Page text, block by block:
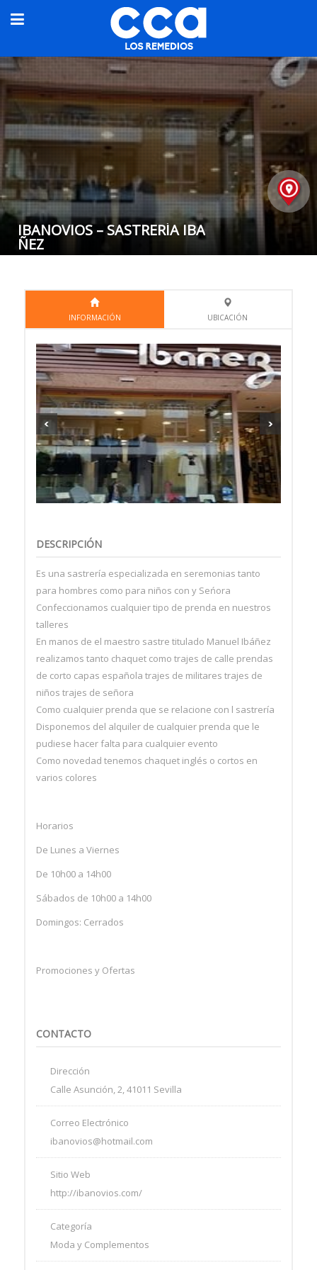
IBANOVIOS – SASTRERÍA IBA
ÑEZ
INFORMACIÓN UBICACIÓN
DESCRIPCIÓN
Es una sastrería especializada en seremonias tanto
para hombres como para niños con y Seńora
Confeccionamos cualquier tipo de prenda en nuestros
talleres
En manos de el maestro sastre titulado Manuel Ibáñez
realizamos tanto chaquet como trajes de calle prendas
de corto capas española trajes de militares trajes de
niños trajes de señora
Como cualquier prenda que se relacione con l sastrería
Disponemos del alquiler de cualquier prenda que le
pudiese hacer falta para cualquier evento
Como novedad tenemos chaquet inglés o cortos en
varios colores
Horarios
De Lunes a Viernes
De 10h00 a 14h00
Sábados de 10h00 a 14h00
Domingos: Cerrados
Promociones y Ofertas
CONTACTO
Dirección
Calle Asunción, 2, 41011 Sevilla
Correo Electrónico
ibanovios@hotmail.com
Sitio Web
http://ibanovios.com/
Categoría
Moda y Complementos